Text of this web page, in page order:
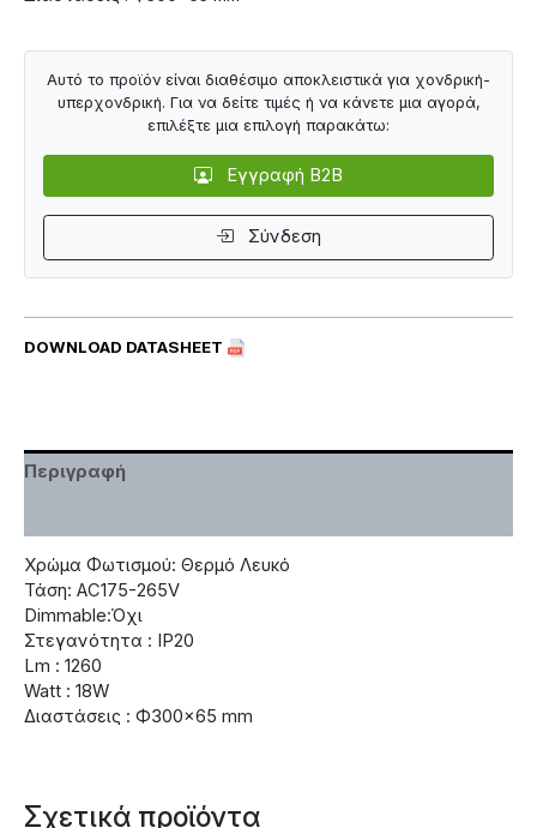
DOWNLOAD DATASHEET
Αυτό το προϊόν είναι διαθέσιμο αποκλειστικά για χονδρική-
υπερχονδρική. Για να δείτε τιμές ή να κάνετε μια αγορά,
επιλέξτε μια επιλογή παρακάτω:
Εγγραφή B2B
Σύνδεση
Περιγραφή
Χρώμα Φωτισμού: Θερμό Λευκό
Τάση: AC175-265V
Dimmable:Όχι
Στεγανότητα : IP20
Lm : 1260
Watt : 18W
Διαστάσεις : Ф300×65 mm
Σχετικά προϊόντα